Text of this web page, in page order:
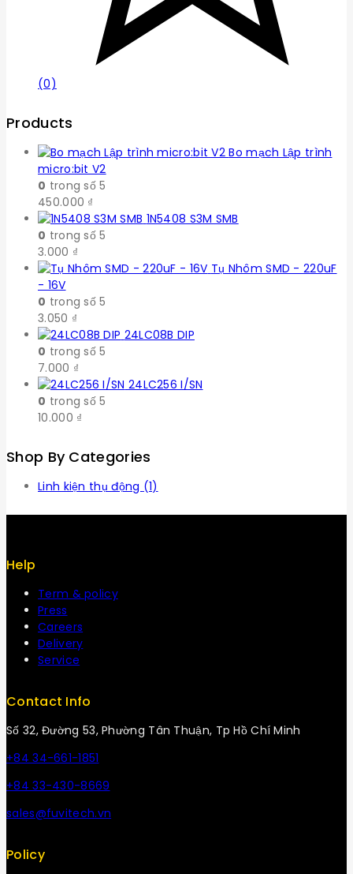
(0)
Products
Bo mạch Lập trình
micro:bit V2
0 trong số 5
450.000 ₫
1N5408 S3M SMB
0 trong số 5
3.000 ₫
Tụ Nhôm SMD - 220uF
- 16V
0 trong số 5
3.050 ₫
24LC08B DIP
0 trong số 5
7.000 ₫
24LC256 I/SN
0 trong số 5
10.000 ₫
Shop By Categories
Linh kiện thụ động (1)
Help
Term & policy
Press
Careers
Delivery
Service
Contact Info
Số 32, Đường 53, Phường Tân Thuận, Tp Hồ Chí Minh
+84 34-661-1851
+84 33-430-8669
sales@fuvitech.vn
Policy